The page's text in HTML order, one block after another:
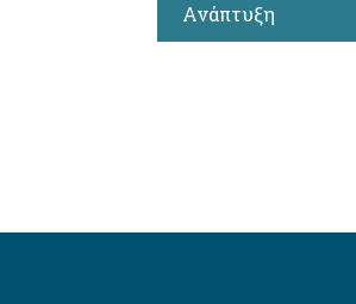
Ανάπτυξη